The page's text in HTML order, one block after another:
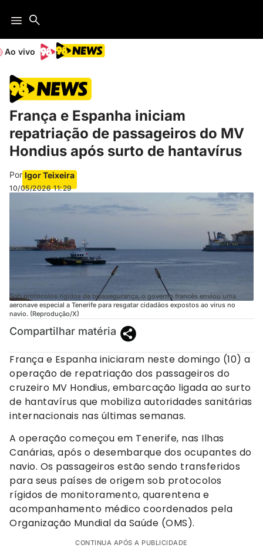
Ao vivo
França e Espanha iniciam
repatriação de passageiros do MV
Hondius após surto de hantavírus
Por Igor Teixeira
10/05/2026 11:29
Sob protocolos rígidos de biossegurança, o governo francês enviou uma
aeronave especial a Tenerife para resgatar cidadãos expostos ao vírus no
navio. (Reprodução/X)
Compartilhar matéria
França e Espanha iniciaram neste domingo (10) a
operação de repatriação dos passageiros do
cruzeiro MV Hondius, embarcação ligada ao surto
de hantavírus que mobiliza autoridades sanitárias
internacionais nas últimas semanas.
A operação começou em Tenerife, nas Ilhas
Canárias, após o desembarque dos ocupantes do
navio. Os passageiros estão sendo transferidos
para seus países de origem sob protocolos
rígidos de monitoramento, quarentena e
acompanhamento médico coordenados pela
Organização Mundial da Saúde (OMS).
CONTINUA APÓS A PUBLICIDADE